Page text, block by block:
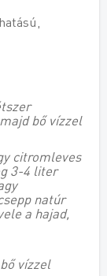
bő vízzel
citromleves
3-4 liter
natúr
a hajad,
vízzel